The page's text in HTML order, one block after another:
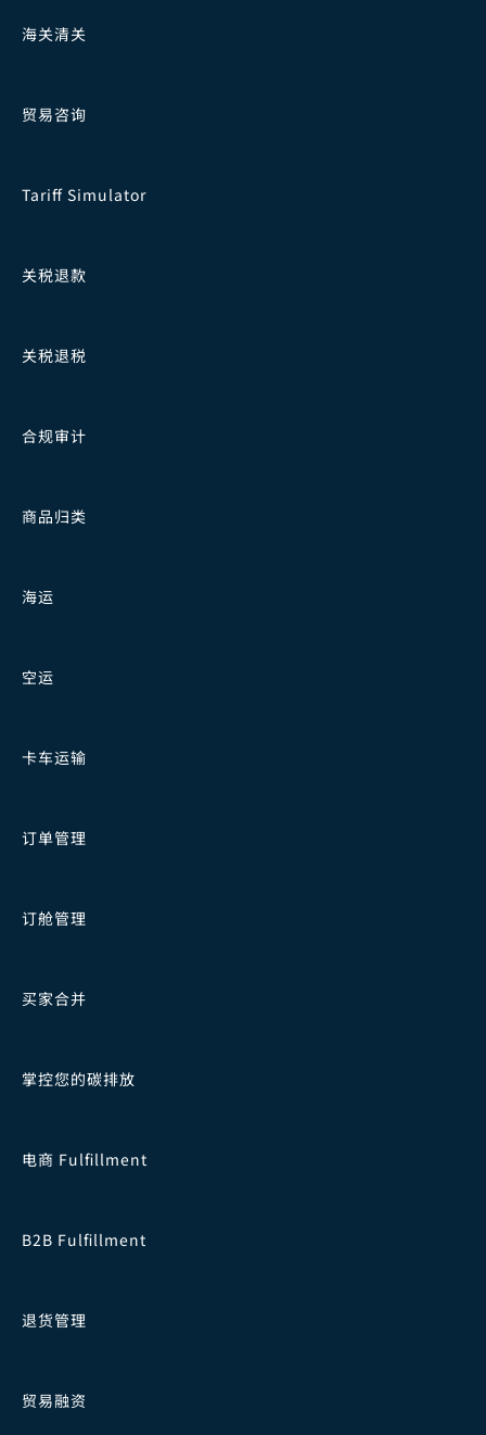
海关清关
贸易咨询
Tariff Simulator
关税退款
关税退税
合规审计
商品归类
海运
空运
卡车运输
订单管理
订舱管理
买家合并
掌控您的碳排放
电商 Fulfillment
B2B Fulfillment
退货管理
贸易融资